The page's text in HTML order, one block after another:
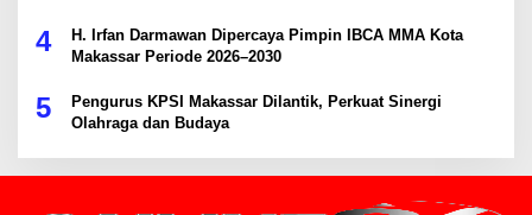
4
H. Irfan Darmawan Dipercaya Pimpin IBCA MMA Kota
Makassar Periode 2026–2030
5
Pengurus KPSI Makassar Dilantik, Perkuat Sinergi
Olahraga dan Budaya